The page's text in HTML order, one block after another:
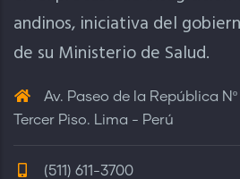
andinos, iniciativa del
de su Ministerio de Salud.
Av. Paseo de la República
Tercer Piso. Lima - Perú
(511) 611-3700